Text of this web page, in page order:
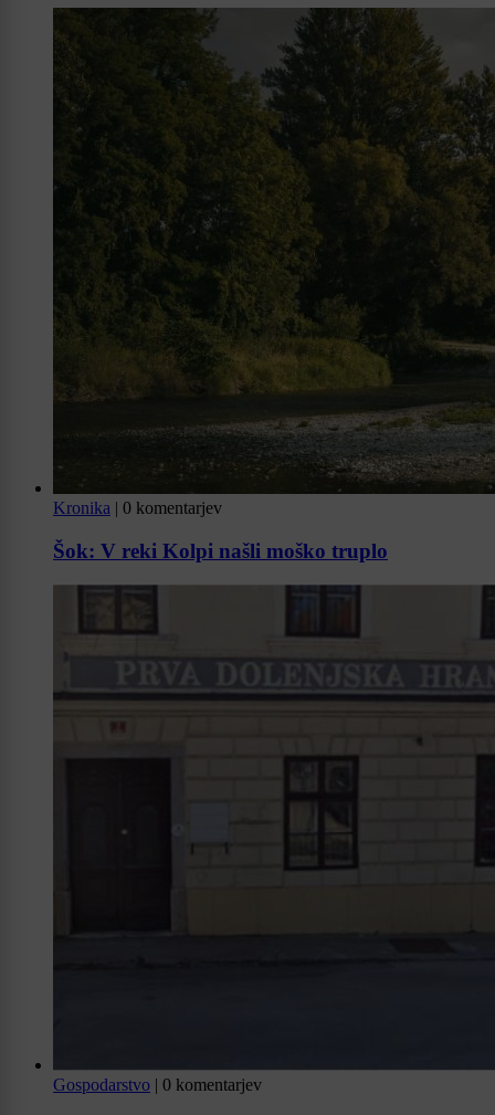
Kronika | 0 komentarjev
Šok: V reki Kolpi našli moško truplo
Gospodarstvo | 0 komentarjev